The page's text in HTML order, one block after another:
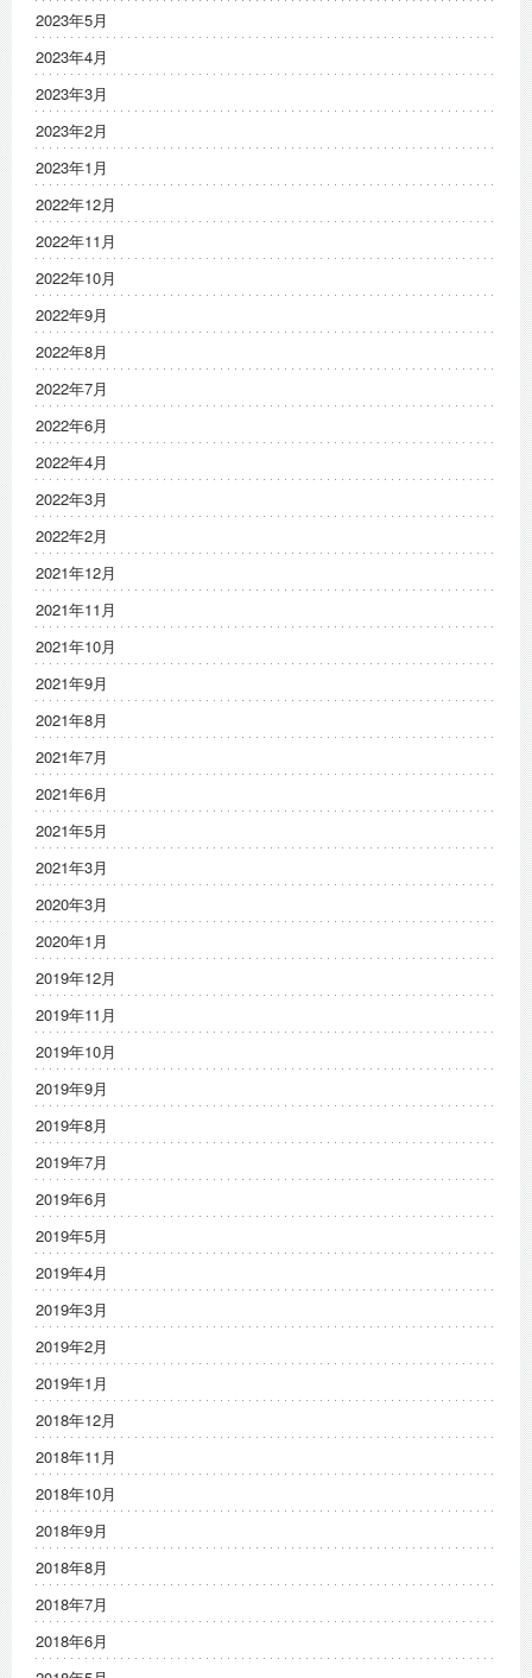
2023年5月
2023年4月
2023年3月
2023年2月
2023年1月
2022年12月
2022年11月
2022年10月
2022年9月
2022年8月
2022年7月
2022年6月
2022年4月
2022年3月
2022年2月
2021年12月
2021年11月
2021年10月
2021年9月
2021年8月
2021年7月
2021年6月
2021年5月
2021年3月
2020年3月
2020年1月
2019年12月
2019年11月
2019年10月
2019年9月
2019年8月
2019年7月
2019年6月
2019年5月
2019年4月
2019年3月
2019年2月
2019年1月
2018年12月
2018年11月
2018年10月
2018年9月
2018年8月
2018年7月
2018年6月